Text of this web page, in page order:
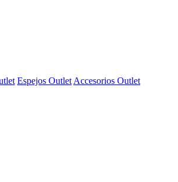
Espejos Outlet Accesorios Outlet